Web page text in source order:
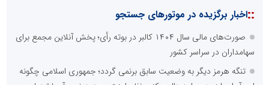
::اخبار برگزیده در موتورهای جستجو
صورت‌های مالی سال ۱۴۰۴ کالبر در بوته رأی؛ پخش آنلاین مجمع برای
سهامداران در سراسر کشور
تنگه هرمز دیگر به وضعیت سابق برنمی گردد؛ جمهوری اسلامی چگونه